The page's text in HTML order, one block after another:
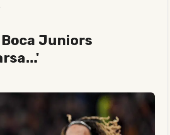
Juniors